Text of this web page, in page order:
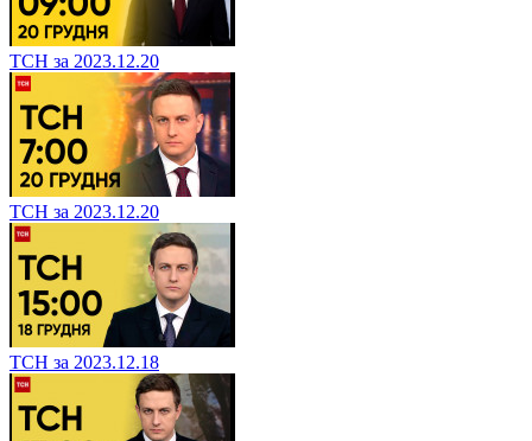
ТСН за 2023.12.20
ТСН за 2023.12.20
ТСН за 2023.12.18